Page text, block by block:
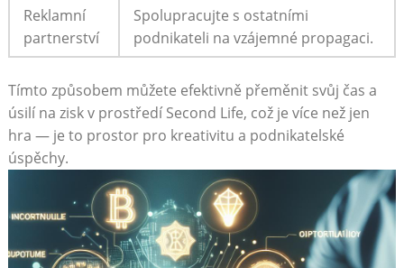
Reklamní
partnerství
Spolupracujte s ostatními
podnikateli na vzájemné propagaci.
Tímto způsobem můžete efektivně přeměnit svůj čas a
úsilí na zisk v prostředí Second Life, což je více než jen
hra — je to prostor pro kreativitu a podnikatelské
úspěchy.